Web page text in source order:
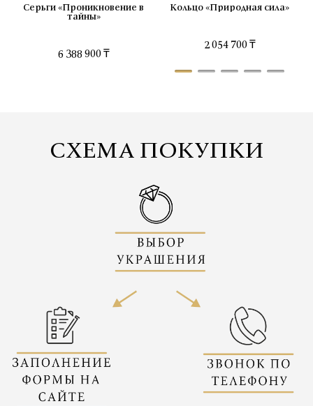
Серьги «Проникновение в
тайны»
6 388 900 ₸
Кольцо «Природная сила»
2 054 700 ₸
СХЕМА ПОКУПКИ